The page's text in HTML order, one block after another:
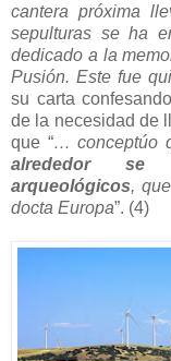
cantera próxima
sepulturas se ha
dedicado a la
Pusión. Este fue
su carta
de la necesidad de
que “… conceptúo
alrededor se
arqueológicos,
docta Europa”. (4)